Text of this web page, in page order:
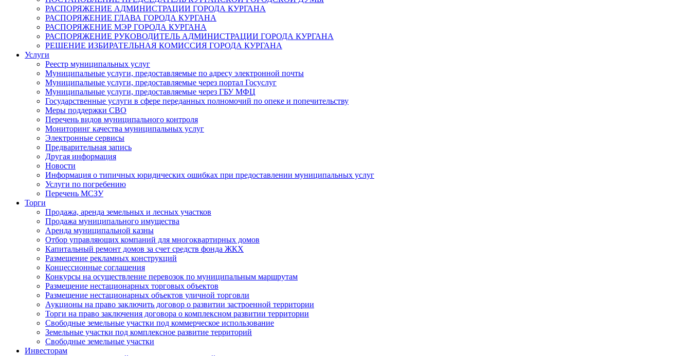
РАСПОРЯЖЕНИЕ АДМИНИСТРАЦИИ ГОРОДА КУРГАНА
РАСПОРЯЖЕНИЕ ГЛАВА ГОРОДА КУРГАНА
РАСПОРЯЖЕНИЕ МЭР ГОРОДА КУРГАНА
РАСПОРЯЖЕНИЕ РУКОВОДИТЕЛЬ АДМИНИСТРАЦИИ ГОРОДА КУРГАНА
РЕШЕНИЕ ИЗБИРАТЕЛЬНАЯ КОМИССИЯ ГОРОДА КУРГАНА
Услуги
Реестр муниципальных услуг
Муниципальные услуги, предоставляемые по адресу электронной почты
Муниципальные услуги, предоставляемые через портал Госуслуг
Муниципальные услуги, предоставляемые через ГБУ МФЦ
Государственные услуги в сфере переданных полномочий по опеке и попечительству
Меры поддержки СВО
Перечень видов муниципального контроля
Мониторинг качества муниципальных услуг
Электронные сервисы
Предварительная запись
Другая информация
Новости
Информация о типичных юридических ошибках при предоставлении муниципальных услуг
Услуги по погребению
Перечень МСЗУ
Торги
Продажа, аренда земельных и лесных участков
Продажа муниципального имущества
Аренда муниципальной казны
Отбор управляющих компаний для многоквартирных домов
Капитальный ремонт домов за счет средств фонда ЖКХ
Размещение рекламных конструкций
Концессионные соглашения
Конкурсы на осуществление перевозок по муниципальным маршрутам
Размещение нестационарных торговых объектов
Размещение нестационарных объектов уличной торговли
Аукционы на право заключить договор о развитии застроенной территории
Торги на право заключения договора о комплексном развитии территории
Свободные земельные участки под коммерческое использование
Земельные участки под комплексное развитие территорий
Свободные земельные участки
Инвесторам